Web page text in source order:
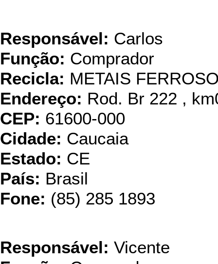
Responsável: Carlos
Função: Comprador
Recicla: METAIS
Endereço: Rod. Br 222 ,
CEP: 61600-000
Cidade: Caucaia
Estado: CE
País: Brasil
Fone: (85) 285 1893
Responsável: Vicente